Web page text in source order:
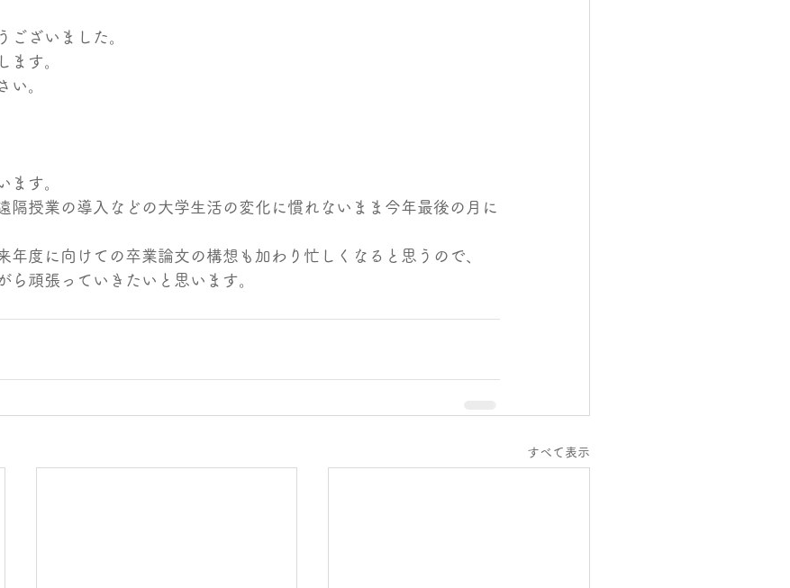
ございました。
ます。
い。
ます。
隔授業の導入などの大学生活の変化に慣れないまま今年最後の月に
年度に向けての卒業論文の構想も加わり忙しくなると思うので、
ら頑張っていきたいと思います。
すべて表示